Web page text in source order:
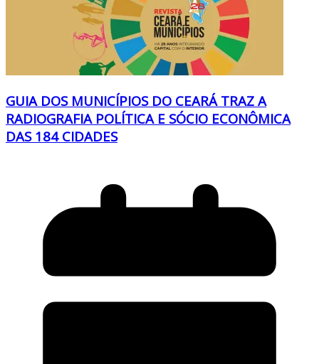
GUIA DOS MUNICÍPIOS DO CEARÁ TRAZ A
RADIOGRAFIA POLÍTICA E SÓCIO ECONÔMICA
DAS 184 CIDADES